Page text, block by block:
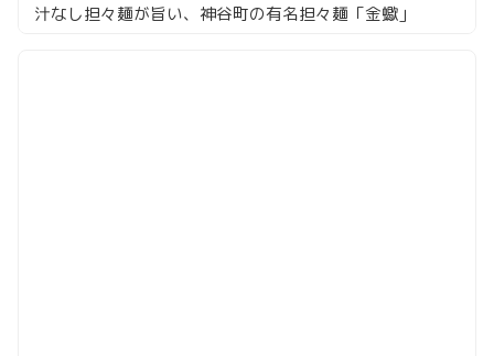
汁なし担々麺が旨い、神谷町の有名担々麺「金蠍」